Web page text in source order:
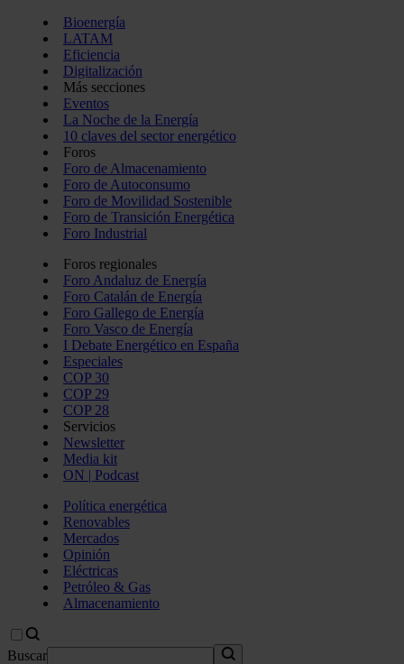
Bioenergía
LATAM
Eficiencia
Digitalización
Más secciones
Eventos
La Noche de la Energía
10 claves del sector energético
Foros
Foro de Almacenamiento
Foro de Autoconsumo
Foro de Movilidad Sostenible
Foro de Transición Energética
Foro Industrial
Foros regionales
Foro Andaluz de Energía
Foro Catalán de Energía
Foro Gallego de Energía
Foro Vasco de Energía
I Debate Energético en España
Especiales
COP 30
COP 29
COP 28
Servicios
Newsletter
Media kit
ON | Podcast
Política energética
Renovables
Mercados
Opinión
Eléctricas
Petróleo & Gas
Almacenamiento
Buscar